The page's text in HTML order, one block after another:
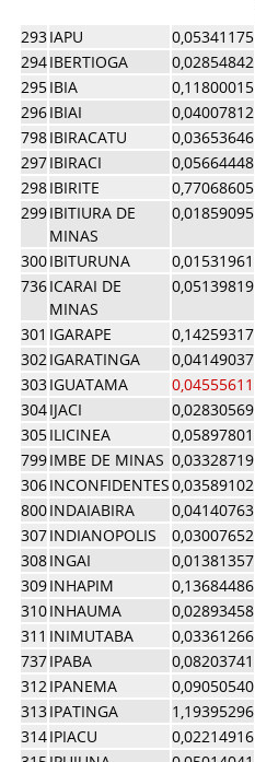
293IAPU 0,05341175
294IBERTIOGA 0,02854842
295IBIA 0,11800015
296IBIAI 0,04007812
798IBIRACATU 0,03653646
297IBIRACI 0,05664448
298IBIRITE 0,77068605
299IBITIURA DE
MINAS
0,01859095
300IBITURUNA 0,01531961
736ICARAI DE
MINAS
0,05139819
301 IGARAPE 0,14259317
302IGARATINGA 0,04149037
303IGUATAMA 0,04555611
304IJACI 0,02830569
305ILICINEA 0,05897801
799IMBE DE MINAS 0,03328719
306INCONFIDENTES0,03589102
800INDAIABIRA 0,04140763
307INDIANOPOLIS 0,03007652
308INGAI 0,01381357
309INHAPIM 0,13684486
310INHAUMA 0,02893458
311 INIMUTABA 0,03361266
737IPABA 0,08203741
312IPANEMA 0,09050540
313IPATINGA 1,19395296
314IPIACU 0,02214916